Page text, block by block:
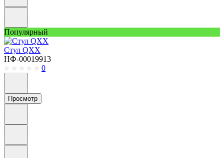
Популярный
Стул QXX
НФ-00019913
0
Просмотр